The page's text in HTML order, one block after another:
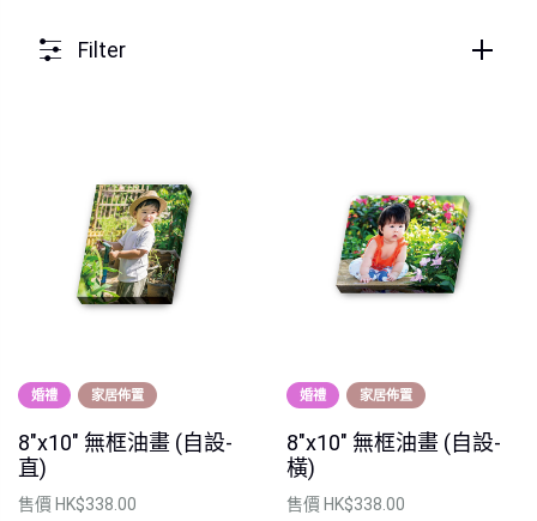
Filter
婚禮 家居佈置
8"x10" 無框油畫 (自設-
直)
售價 HK$338.00
婚禮 家居佈置
8"x10" 無框油畫 (自設-
橫)
售價 HK$338.00